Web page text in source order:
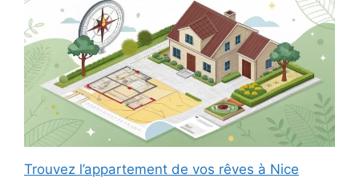
Trouvez l’appartement de vos rêves à Nice